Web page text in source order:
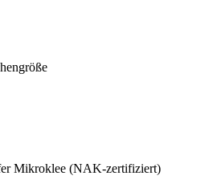
Mikroklee (NAK-zertifiziert)